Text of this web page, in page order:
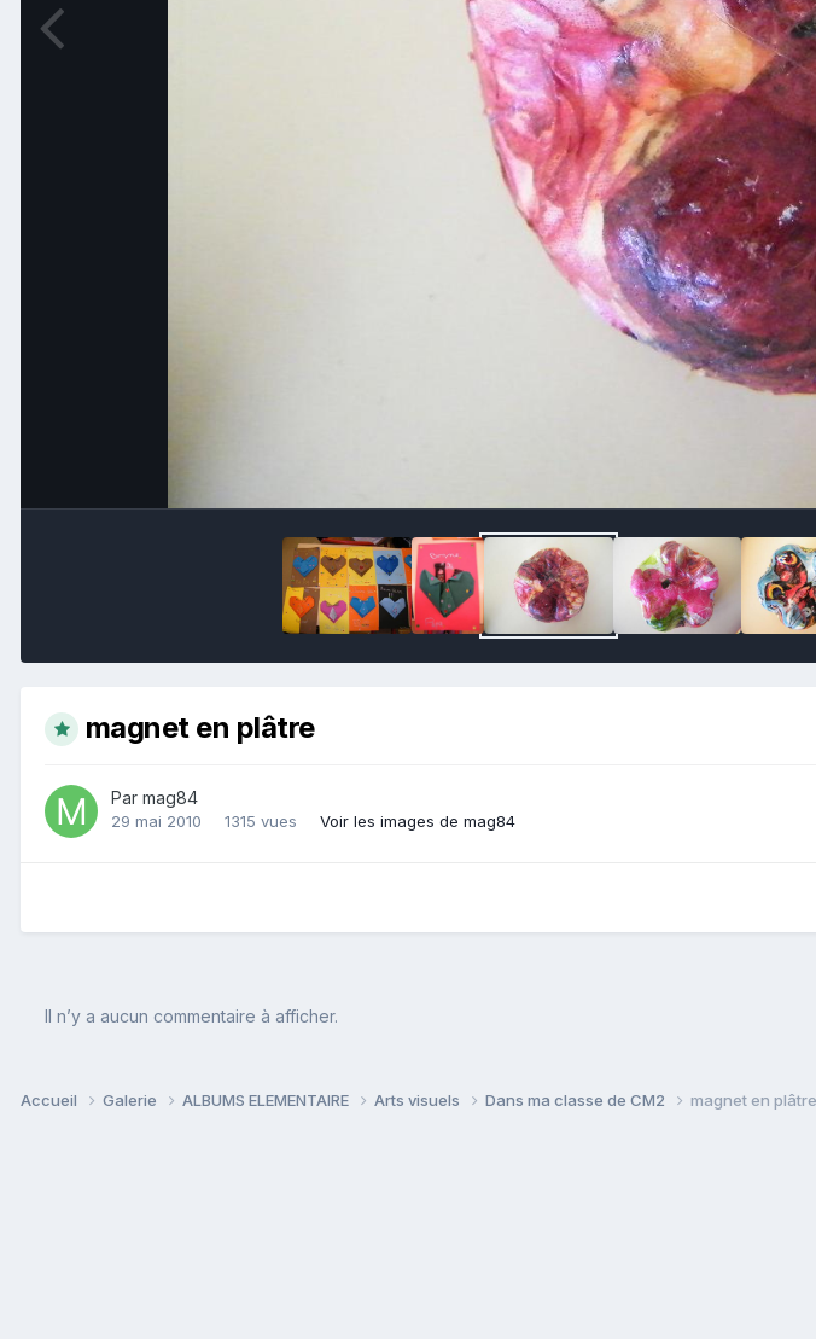
magnet en plâtre
Par mag84
29 mai 2010 1315 vues Voir les images de mag84
Il n’y a aucun commentaire à afficher.
Accueil Galerie ALBUMS ELEMENTAIRE Arts visuels Dans ma classe de CM2 magnet en plâtre